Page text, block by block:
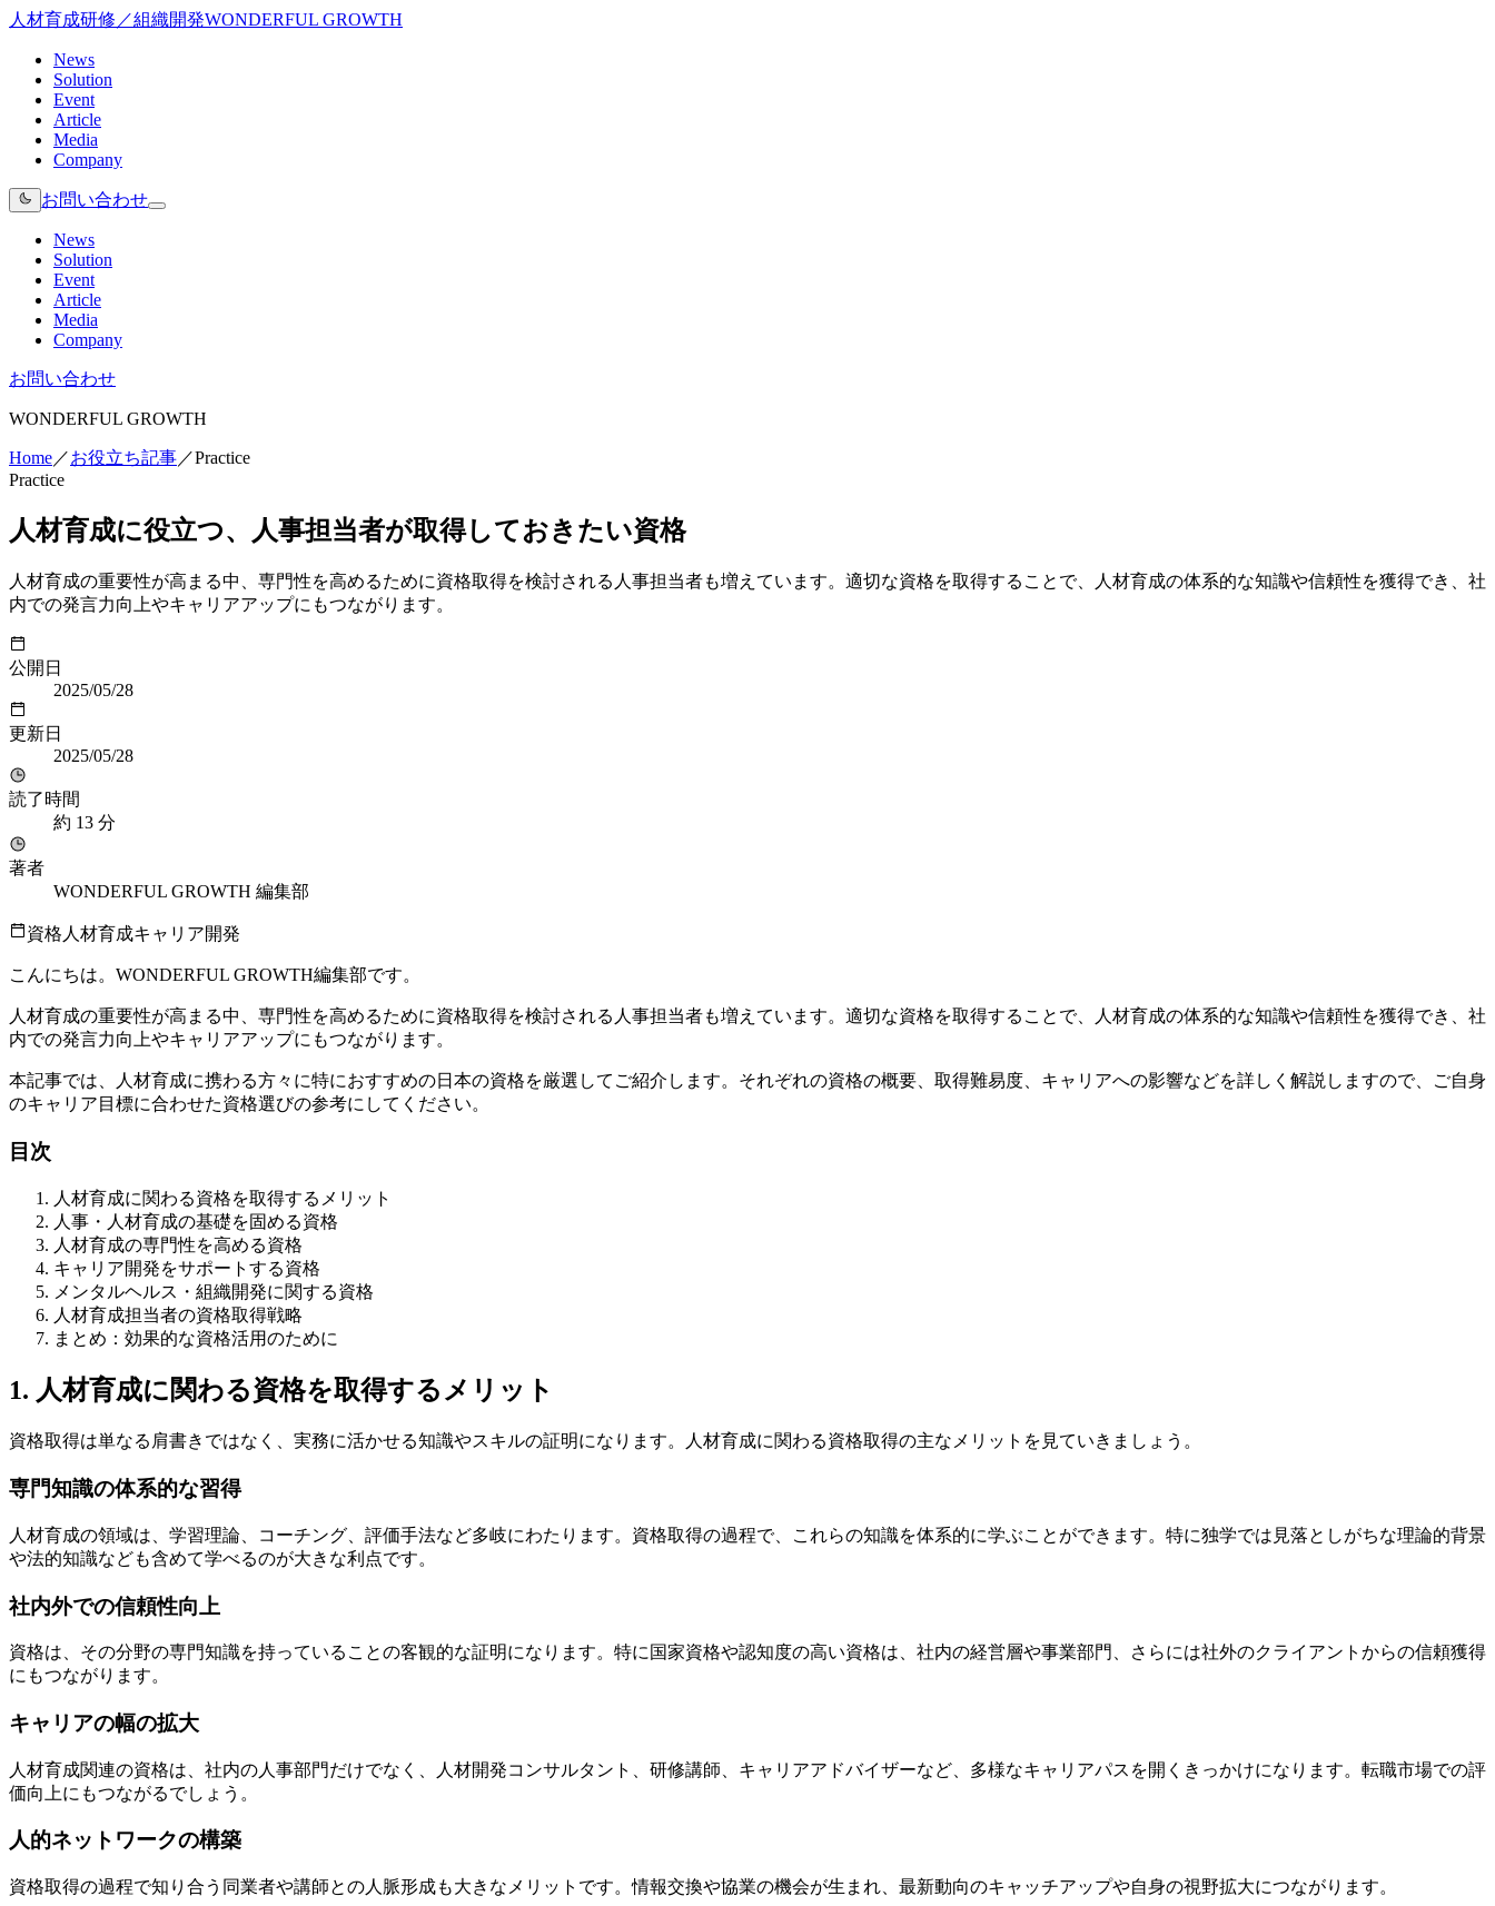
人材育成研修／組織開発WONDERFUL GROWTH
News
Solution
Event
Article
Media
Company
お問い合わせ
News
Solution
Event
Article
Media
Company
お問い合わせ
WONDERFUL GROWTH
Home／お役立ち記事／Practice
Practice
人材育成に役立つ、人事担当者が取得しておきたい資格
人材育成の重要性が高まる中、専門性を高めるために資格取得を検討される人事担当者も増えています。適切な資格を取得することで、人材育成の体系的な知識や信頼性を獲得でき、社
内での発言力向上やキャリアアップにもつながります。
公開日
2025/05/28
更新日
2025/05/28
読了時間
約 13 分
著者
WONDERFUL GROWTH 編集部
資格 人材育成キャリア開発
こんにちは。WONDERFUL GROWTH編集部です。
人材育成の重要性が高まる中、専門性を高めるために資格取得を検討される人事担当者も増えています。適切な資格を取得することで、人材育成の体系的な知識や信頼性を獲得でき、社
内での発言力向上やキャリアアップにもつながります。
本記事では、人材育成に携わる方々に特におすすめの日本の資格を厳選してご紹介します。それぞれの資格の概要、取得難易度、キャリアへの影響などを詳しく解説しますので、ご自身
のキャリア目標に合わせた資格選びの参考にしてください。
目次
人材育成に関わる資格を取得するメリット
人事・人材育成の基礎を固める資格
人材育成の専門性を高める資格
キャリア開発をサポートする資格
メンタルヘルス・組織開発に関する資格
人材育成担当者の資格取得戦略
まとめ：効果的な資格活用のために
1. 人材育成に関わる資格を取得するメリット
資格取得は単なる肩書きではなく、実務に活かせる知識やスキルの証明になります。人材育成に関わる資格取得の主なメリットを見ていきましょう。
専門知識の体系的な習得
人材育成の領域は、学習理論、コーチング、評価手法など多岐にわたります。資格取得の過程で、これらの知識を体系的に学ぶことができます。特に独学では見落としがちな理論的背景
や法的知識なども含めて学べるのが大きな利点です。
社内外での信頼性向上
資格は、その分野の専門知識を持っていることの客観的な証明になります。特に国家資格や認知度の高い資格は、社内の経営層や事業部門、さらには社外のクライアントからの信頼獲得
にもつながります。
キャリアの幅の拡大
人材育成関連の資格は、社内の人事部門だけでなく、人材開発コンサルタント、研修講師、キャリアアドバイザーなど、多様なキャリアパスを開くきっかけになります。転職市場での評
価向上にもつながるでしょう。
人的ネットワークの構築
資格取得の過程で知り合う同業者や講師との人脈形成も大きなメリットです。情報交換や協業の機会が生まれ、最新動向のキャッチアップや自身の視野拡大につながります。